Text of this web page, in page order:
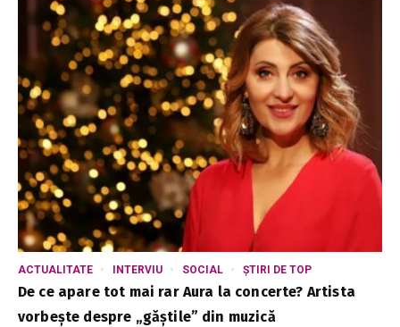
ACTUALITATE INTERVIU SOCIAL ȘTIRI DE TOP
De ce apare tot mai rar Aura la concerte? Artista
vorbește despre „găștile” din muzică